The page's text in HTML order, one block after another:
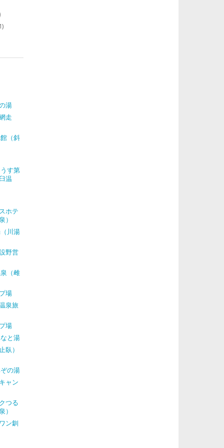
湯
走
（斜
す第
温
ホテ
）
川湯
野営
（雌
場
泉旅
場
と湯
臥）
の湯
ャン
つる
）
ン釧